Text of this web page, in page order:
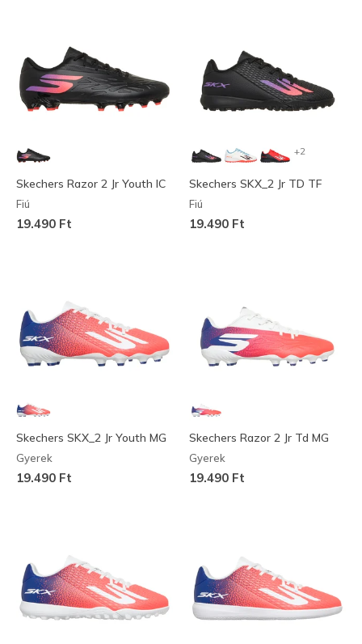
Skechers Razor 2 Jr Youth IC
Fiú
19.490 Ft
+2
Skechers SKX_2 Jr TD TF
Fiú
19.490 Ft
Skechers SKX_2 Jr Youth MG
Gyerek
19.490 Ft
Skechers Razor 2 Jr Td MG
Gyerek
19.490 Ft